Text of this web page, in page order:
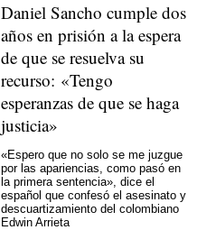
Daniel Sancho cumple dos
años en prisión a la espera
de que se resuelva su
recurso: «Tengo
esperanzas de que se haga
justicia»
«Espero que no solo se me juzgue
por las apariencias, como pasó en
la primera sentencia», dice el
español que confesó el asesinato y
descuartizamiento del colombiano
Edwin Arrieta